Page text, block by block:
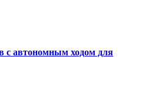
с автономным ходом для